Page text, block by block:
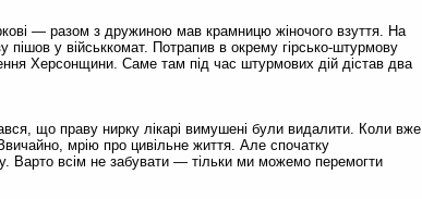
— разом з дружиною мав крамницю жіночого взуття. На
у військкомат. Потрапив в окрему гірсько-штурмову
Херсонщини. Саме там під час штурмових дій дістав два
що праву нирку лікарі вимушені були видалити. Коли вже
мрію про цивільне життя. Але спочатку
Варто всім не забувати — тільки ми можемо перемогти